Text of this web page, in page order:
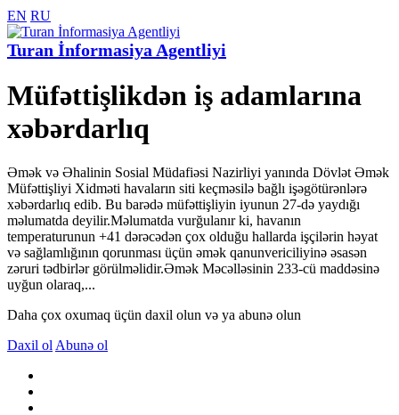
EN RU
Turan İnformasiya Agentliyi
Müfəttişlikdən iş adamlarına
xəbərdarlıq
Əmək və Əhalinin Sosial Müdafiəsi Nazirliyi yanında Dövlət Əmək
Müfəttişliyi Xidməti havaların siti keçməsilə bağlı işəgötürənlərə
xəbərdarlıq edib. Bu barədə müfəttişliyin iyunun 27-də yaydığı
məlumatda deyilir.Məlumatda vurğulanır ki, havanın
temperaturunun +41 dərəcədən çox olduğu hallarda işçilərin həyat
və sağlamlığının qorunması üçün əmək qanunvericiliyinə əsasən
zəruri tədbirlər görülməlidir.Əmək Məcəlləsinin 233-cü maddəsinə
uyğun olaraq,...
Daha çox oxumaq üçün daxil olun və ya abunə olun
Daxil ol Abunə ol